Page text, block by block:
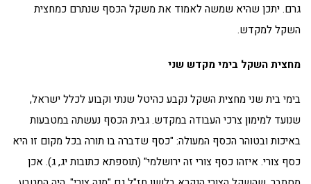
גרם. יתכן שהיא שמשה לאמוד את משקל הכסף שנתרם כמחצית
השקל למקדש.
מחצית השקל בימי מקדש שני
בימי בית שני מחצית השקל נקבע כהיטל שנתי וקבוע לכלל ישראל,
שנועד למימון צרכי העבודה במקדש. גבית הכסף נעשתה במטבעות
באיכות ובטוהר הכסף המעולה: "כסף שדברה בו תורה בכל מקום זו היא
כסף צורי. איזהו כסף צורי זה ירושלמי" (תוספתא כתובות יג, ג). אכן